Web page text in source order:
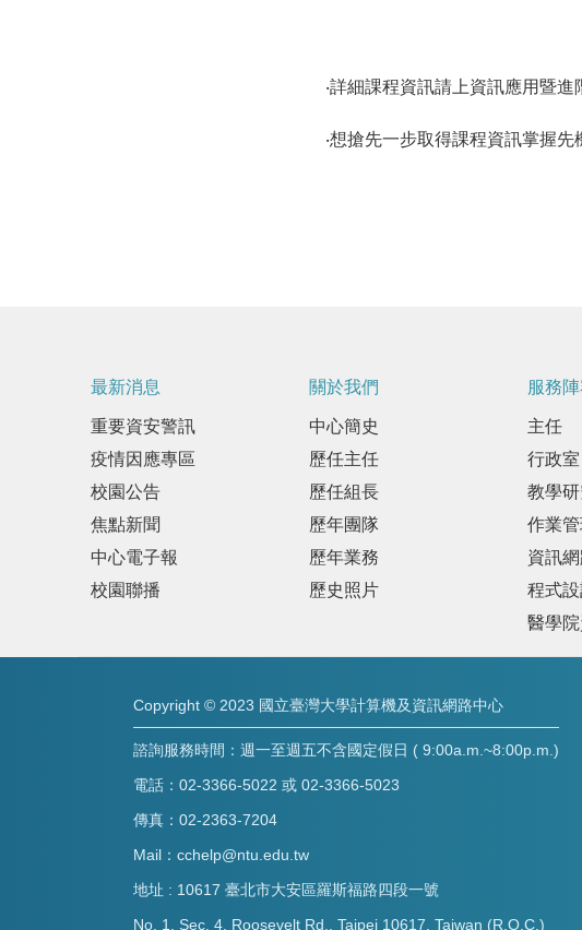
‧詳細課程資訊請上資訊應用暨進
‧想搶先一步取得課程資訊掌握
最新消息
重要資安警訊
疫情因應專區
校園公告
焦點新聞
中心電子報
校園聯播
關於我們
中心簡史
歷任主任
歷任組長
歷年團隊
歷年業務
歷史照片
服務
主任
行政室
教學研
作業管
資訊網
程式設
醫學
Copyright © 2023 國立臺灣大學計算機及資訊網路中心
諮詢服務時間：週一至週五不含國定假日 ( 9:00a.m.~8:00p.m.)
電話：02-3366-5022 或 02-3366-5023
傳真：02-2363-7204
Mail：cchelp@ntu.edu.tw
地址 : 10617 臺北市大安區羅斯福路四段一號
No. 1, Sec. 4, Roosevelt Rd., Taipei 10617, Taiwan (R.O.C.)